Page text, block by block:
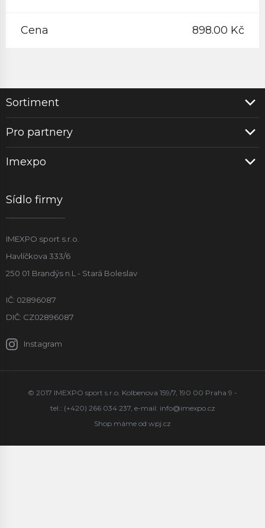
Cena 898.00 Kč
Sortiment
Pro partnery
Imexpo
Sídlo firmy
IMEXPO sport s.r.o.
Havlíčkova 333/6
250 01 Brandýs n.L - Stará Boleslav
IČ: 02896087
DIČ: CZ02896087
Instagram
© 2017 IMEXPO sport s.r.o. Kolbenova 159/7, 190 00 Praha 9 -
tel.: (+420) 266 034 237, e-mail: info@imexpo.cz
Shop máme od wpj.cz